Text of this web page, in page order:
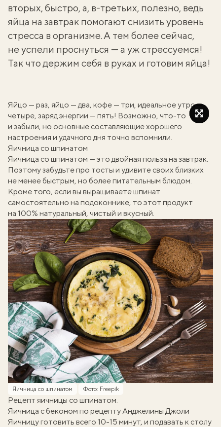
вторых, быстро, а, в-третьих, полезно, ведь
яйца на завтрак помогают снизить уровень
стресса в организме. А тем более сейчас,
не успели проснуться — а уж стрессуемся!
Так что держим себя в руках и готовим яйца!
Яйцо — раз, яйцо — два, кофе — три, идеальное утро —
четыре, заряд энергии — пять! Возможно, что-то
и забыли, но основные составляющие хорошего
настроения и удачного дня точно вспомнили.
Яичница со шпинатом
Яичница со шпинатом — это двойная польза на завтрак.
Поэтому забудьте про тосты и удивите своих близких
не менее быстрым, но более питательным блюдом.
Кроме того, если вы выращиваете шпинат
самостоятельно на подоконнике, то этот продукт
на 100% натуральный, чистый и вкусный.
Яичница со шпинатом Фото: Freepik
Рецепт яичницы со шпинатом.
Яичница с беконом по рецепту Анджелины Джоли
Яичницу готовить всего 10-15 минут, и подавать к столу